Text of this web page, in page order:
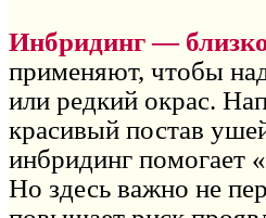
Инбридинг —
применяют, чтобы
или редкий окрас.
красивый постав
инбридинг помогает
Но здесь важно не